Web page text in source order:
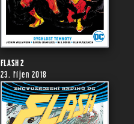
FLASH 2
23. říjen 2018